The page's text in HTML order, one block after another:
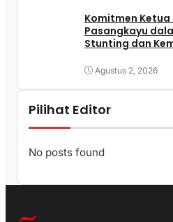
Komitmen Ketua
Pasangkayu
Stunting dan
Agustus 2, 2026
Pilihat Editor
No posts found